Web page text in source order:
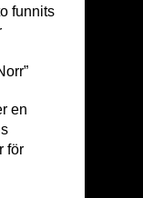
funnits
en
för